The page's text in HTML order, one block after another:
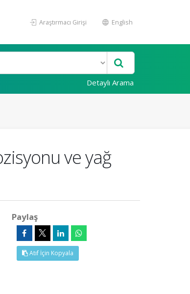
Araştırmacı Girişi English
Detaylı Arama
ve yağ
Paylaş
Atıf İçin Kopyala